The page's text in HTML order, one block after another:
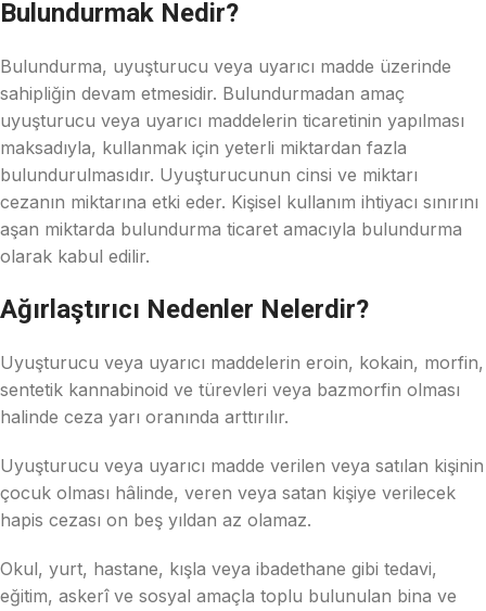
Bulundurmak Nedir?
Bulundurma, uyuşturucu veya uyarıcı madde üzerinde
sahipliğin devam etmesidir. Bulundurmadan amaç
uyuşturucu veya uyarıcı maddelerin ticaretinin yapılması
maksadıyla, kullanmak için yeterli miktardan fazla
bulundurulmasıdır. Uyuşturucunun cinsi ve miktarı
cezanın miktarına etki eder. Kişisel kullanım ihtiyacı sınırını
aşan miktarda bulundurma ticaret amacıyla bulundurma
olarak kabul edilir.
Ağırlaştırıcı Nedenler Nelerdir?
Uyuşturucu veya uyarıcı maddelerin eroin, kokain, morfin,
sentetik kannabinoid ve türevleri veya bazmorfin olması
halinde ceza yarı oranında arttırılır.
Uyuşturucu veya uyarıcı madde verilen veya satılan kişinin
çocuk olması hâlinde, veren veya satan kişiye verilecek
hapis cezası on beş yıldan az olamaz.
Okul, yurt, hastane, kışla veya ibadethane gibi tedavi,
eğitim, askerî ve sosyal amaçla toplu bulunulan bina ve